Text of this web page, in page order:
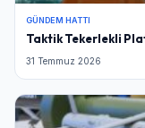
GÜNDEM HATTI
Taktik Tekerlekli
31 Temmuz 2026